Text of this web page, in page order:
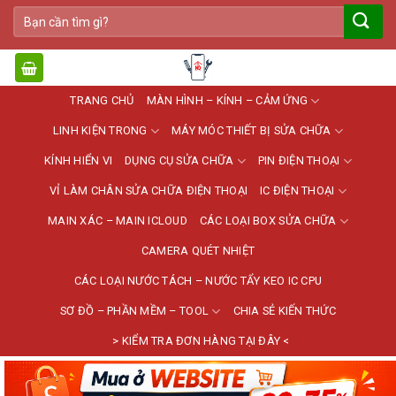
Bỏ
qua
nội
dung
Tìm
kiếm:
TRANG CHỦ MÀN HÌNH – KÍNH – CẢM ỨNG
LINH KIỆN TRONG MÁY MÓC THIẾT BỊ SỬA CHỮA
KÍNH HIỂN VI DỤNG CỤ SỬA CHỮA PIN ĐIỆN THOẠI
VỈ LÀM CHÂN SỬA CHỮA ĐIỆN THOẠI IC ĐIỆN THOẠI
MAIN XÁC – MAIN ICLOUD CÁC LOẠI BOX SỬA CHỮA
CAMERA QUÉT NHIỆT
CÁC LOẠI NƯỚC TÁCH – NƯỚC TẨY KEO IC CPU
SƠ ĐỒ – PHẦN MỀM – TOOL CHIA SẺ KIẾN THỨC
> KIỂM TRA ĐƠN HÀNG TẠI ĐÂY <